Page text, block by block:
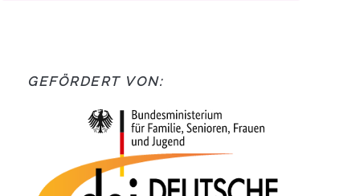
GEFÖRDERT VON: